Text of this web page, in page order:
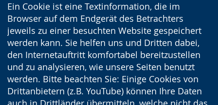
Ein Cookie ist eine Textinformation, die im
Browser auf dem Endgerät des Betrachters
jeweils zu einer besuchten Website gespeichert
werden kann. Sie helfen uns und Dritten dabei,
den Internetauftritt komfortabel bereitzustellen
und zu analysieren, wie unsere Seiten benutzt
werden. Bitte beachten Sie: Einige Cookies von
Drittanbietern (z.B. YouTube) können Ihre Daten